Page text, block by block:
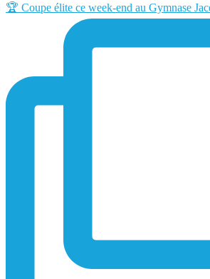
🏆 Coupe élite ce week-end au Gymnase